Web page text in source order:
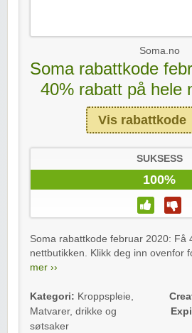
Soma.no
Soma rabattkode
40% rabatt på hele
Vis rabattkode
SUKSESS
100%
Soma rabattkode februar 2020: Få
nettbutikken. Klikk deg inn ovenfor
mer ››
Kategori: Kroppspleie,
Matvarer, drikke og
søtsaker